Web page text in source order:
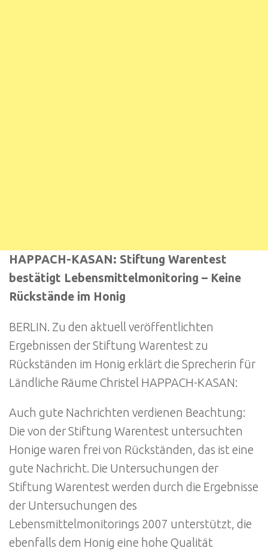
HAPPACH-KASAN: Stiftung Warentest
bestätigt Lebensmittelmonitoring – Keine
Rückstände im Honig
BERLIN. Zu den aktuell veröffentlichten
Ergebnissen der Stiftung Warentest zu
Rückständen im Honig erklärt die Sprecherin für
Ländliche Räume Christel HAPPACH-KASAN:
Auch gute Nachrichten verdienen Beachtung:
Die von der Stiftung Warentest untersuchten
Honige waren frei von Rückständen, das ist eine
gute Nachricht. Die Untersuchungen der
Stiftung Warentest werden durch die Ergebnisse
der Untersuchungen des
Lebensmittelmonitorings 2007 unterstützt, die
ebenfalls dem Honig eine hohe Qualität